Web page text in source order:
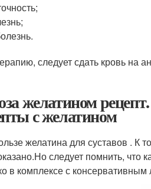
следует сдать кровь на
желатином
с желатином
желатина для суставов . К
следует помнить, что
в комплексе с